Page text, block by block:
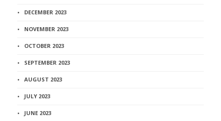
DECEMBER 2023
NOVEMBER 2023
OCTOBER 2023
SEPTEMBER 2023
AUGUST 2023
JULY 2023
JUNE 2023